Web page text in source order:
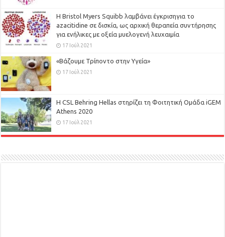
Η Bristol Myers Squibb λαμβάνει έγκρισηγια το
azacitidine σε δισκία, ως αρχική θεραπεία συντήρησης
για ενήλικες με οξεία μυελογενή λευχαιμία
17 Ιούλ 2021
«Βάζουμε Τρίποντο στην Υγεία»
17 Ιούλ 2021
H CSL Behring Hellas στηρίζει τη Φοιτητική Ομάδα iGEM
Athens 2020
17 Ιούλ 2021